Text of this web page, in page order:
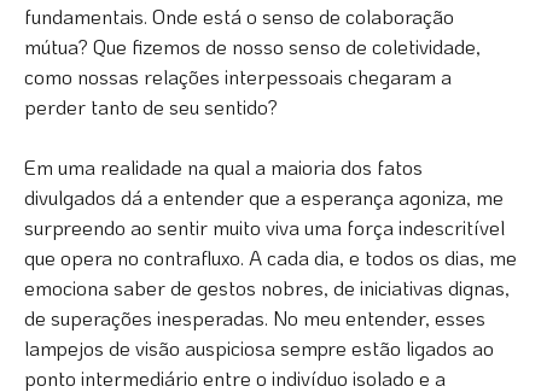
fundamentais. Onde está o senso de colaboração
mútua? Que fizemos de nosso senso de coletividade,
como nossas relações interpessoais chegaram a
perder tanto de seu sentido?
Em uma realidade na qual a maioria dos fatos
divulgados dá a entender que a esperança agoniza, me
surpreendo ao sentir muito viva uma força indescritível
que opera no contrafluxo. A cada dia, e todos os dias, me
emociona saber de gestos nobres, de iniciativas dignas,
de superações inesperadas. No meu entender, esses
lampejos de visão auspiciosa sempre estão ligados ao
ponto intermediário entre o indivíduo isolado e a